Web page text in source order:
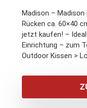
Madison –
Rücken ca. 60×40
jetzt kaufen! –
Einrichtung – zum
Outdoor Kissen >